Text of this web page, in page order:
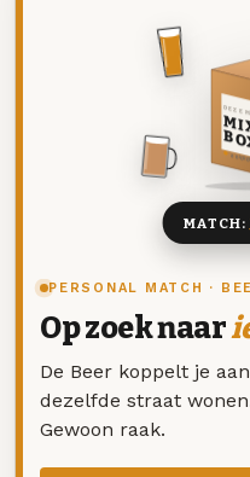
PERSONAL MATCH ·
Op zoek naar
De Beer koppelt je
dezelfde straat
Gewoon raak.
DEZE
8
MATCH: